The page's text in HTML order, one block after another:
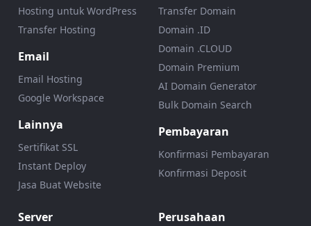
Hosting untuk WordPress
Transfer Hosting
Email
Email Hosting
Google Workspace
Lainnya
Sertifikat SSL
Instant Deploy
Jasa Buat Website
Transfer Domain
Domain .ID
Domain .CLOUD
Domain Premium
AI Domain Generator
Bulk Domain Search
Pembayaran
Konfirmasi Pembayaran
Konfirmasi Deposit
Server Perusahaan